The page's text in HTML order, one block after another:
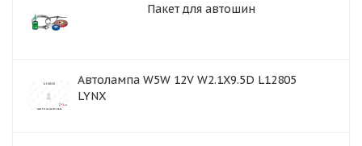
Пакет для автошин
Автолампа W5W 12V W2.1X9.5D L12805
LYNX